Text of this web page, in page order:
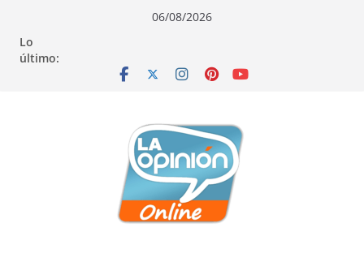
contenido
navegación
contenido
06/08/2026
Lo
último: